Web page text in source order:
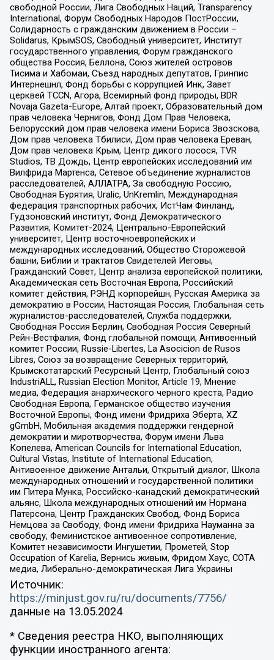
свободной России, Лига Свободных Наций, Transparеncy
International, Форум Свободных Народов ПостРоссии,
Солидарность с гражданским движением в России –
Solidarus, КрымSOS, Свободный университет, Институт
государственного управления, Форум гражданского
общества Россия, Беллона, Союз жителей островов
Тисима и Хабомаи, Съезд народных депутатов, Гринпис
Интернешнл, Фонд борьбы с коррупцией Инк, Завет
церквей TCCN, Агора, Всемирный фонд природы, BDR
Novaja Gazeta-Europe, Алтай проект, Образовательный дом
прав человека Чернигов, Фонд Дом Прав Человека,
Белорусский дом прав человека имени Бориса Звозскова,
Дом прав человека Тбилиси, Дом прав человека Ереван,
Дом прав человека Крым, Центр дикого лосося, TVR
Studios, ТВ Дождь, Центр европейских исследований им
Вилфрида Мартенса, Сетевое объединение журналистов
расследователей, АЛЛАТРА, За свободную Россию,
Свободная Бурятия, Uralic, UnKremlin, Международная
федерация транспортных рабочих, ИстЧам Финланд,
Гудзоновский институт, Фонд Демократического
Развития, Комитет-2024, Центрально-Европейский
университет, Центр восточноевропейских и
международных исследований, Общество Сторожевой
башни, Библии и трактатов Свидетелей Иеговы,
Гражданский Совет, Центр анализа европейской политики,
Академическая сеть Восточная Европа, Российский
комитет действия, РЭНД корпорейшн, Русская Америка за
демократию в России, Настоящая Россия, Глобальная сеть
журналистов-расследователей, Служба поддержки,
Свободная Россия Берлин, Свободная Россия Северный
Рейн-Вестфалия, Фонд глобальной помощи, Антивоенный
комитет России, Russie-Libertes, La Asocicion de Rusos
Libres, Союз за возвращение Северных территорий,
Крымскотатарский Ресурсный Центр, Глобальный союз
IndustriALL, Russian Election Monitor, Article 19, Мнение
медиа, Федерация анархического черного креста, Радио
Свободная Европа, Германское общество изучения
Восточной Европы, Фонд имени Фридриха Эберта, XZ
gGmbH, Мобильная академия поддержки гендерной
демократии и миротворчества, Форум имени Льва
Копелева, American Councils for International Education,
Cultural Vistas, Institute of International Education,
Антивоенное движение Антальи, Открытый диалог, Школа
международных отношений и государственной политики
им Питера Мунка, Российско-канадский демократический
альянс, Школа международных отношений им Нормана
Патерсона, Центр Гражданских Свобод, Фонд Бориса
Немцова за Свободу, Фонд имени Фридриха Науманна за
свободу, Феминистское антивоенное сопротивление,
Комитет независимости Ингушетии, Прометей, Stop
Occupation of Karelia, Вернись живым, Фридом Хаус, СОТА
медиа, Либерально-демократическая Лига Украины
Источник:
https://minjust.gov.ru/ru/documents/7756/
данные на 13.05.2024
* Сведения реестра НКО, выполняющих
функции иностранного агента: